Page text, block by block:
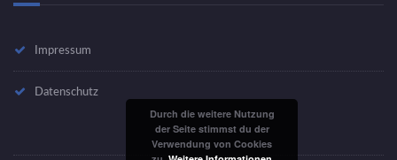
Impressum
Datenschutz
Durch die weitere Nutzung
der Seite stimmst du der
Verwendung von Cookies